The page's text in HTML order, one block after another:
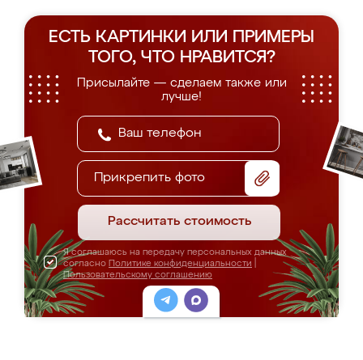
ЕСТЬ КАРТИНКИ ИЛИ ПРИМЕРЫ
ТОГО, ЧТО НРАВИТСЯ?
Присылайте — сделаем также или
лучше!
Прикрепить фото
Рассчитать стоимость
Я соглашаюсь на передачу персональных данных
согласно Политике конфиденциальности
Пользовательскому соглашению